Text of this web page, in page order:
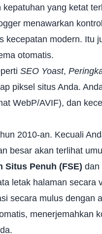
yang ketat
menawarkan
kecepatan modern. Itu
otomatis.
SEO Yoast,
piksel situs Anda.
WebP/AVIF), dan
2010-an. Kecuali
besar akan terlihat
Situs Penuh (FSE) dan
letak halaman secara
secara mulus dengan
menerjemahkan